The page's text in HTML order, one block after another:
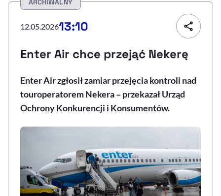
Deklaracja dostępności, otwiera się w nowym oknie
Zgłoś problem
, otwiera się w
ARCHIWALNY
12.05.202613:10
Enter Air chce przejąć Nekerę
Enter Air zgłosił zamiar przejęcia kontroli nad
touroperatorem Nekera – przekazał Urząd
Ochrony Konkurencji i Konsumentów.